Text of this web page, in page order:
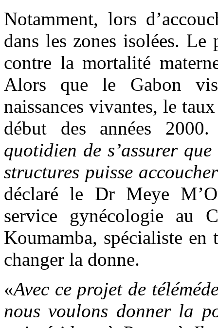
Notamment, lors
dans les zones isolées.
contre la mortalité
Alors que le Gabon
naissances vivantes, le
début des années
quotidien de s’assurer
structures puisse
déclaré le Dr Meye
service gynécologie au
Koumamba, spécialiste en
changer la donne.
«Avec ce projet de
nous voulons donner la